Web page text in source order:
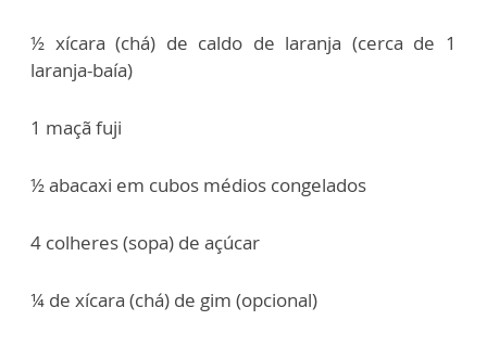
½ xícara (chá) de caldo de laranja (cerca de 1
laranja-baía)
1 maçã fuji
½ abacaxi em cubos médios congelados
4 colheres (sopa) de açúcar
¼ de xícara (chá) de gim (opcional)